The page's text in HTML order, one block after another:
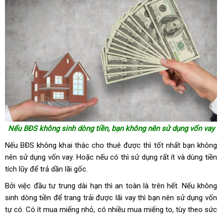
Nếu BĐS không sinh dòng tiền, bạn không nên sử dụng vốn vay
Nếu BĐS không khai thác cho thuê được thì tốt nhất bạn không
nên sử dụng vốn vay. Hoặc nếu có thì sử dụng rất ít và dùng tiền
tích lũy để trả dần lãi gốc.
Bởi việc đầu tư trung dài hạn thì an toàn là trên hết. Nếu không
sinh dòng tiền để trang trải được lãi vay thì bạn nên sử dụng vốn
tự có. Có ít mua miếng nhỏ, có nhiều mua miếng to, tùy theo sức